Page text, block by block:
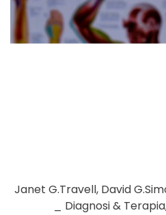
Janet G.Travell, David
_ Diagnosi &